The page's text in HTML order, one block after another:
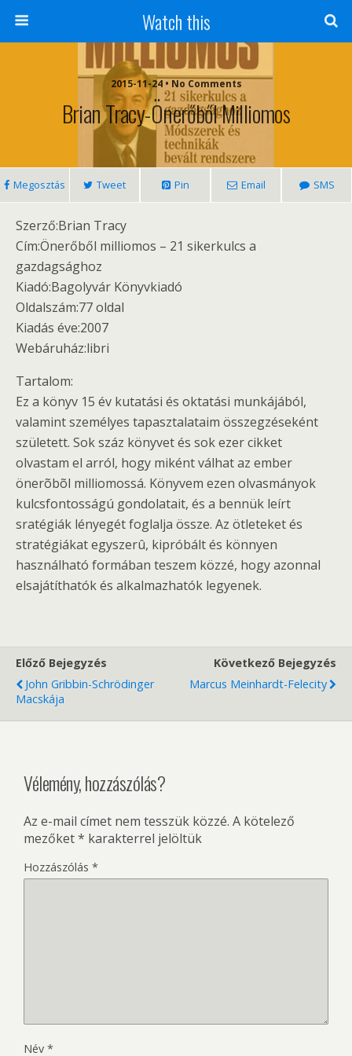
Watch this
2015-11-24 • No Comments
Brian Tracy-Önerőből Milliomos
Megosztás Tweet Pin Email SMS
Szerző:Brian Tracy
Cím:Önerőből milliomos – 21 sikerkulcs a
gazdagsághoz
Kiadó:Bagolyvár Könyvkiadó
Oldalszám:77 oldal
Kiadás éve:2007
Webáruház:libri
Tartalom:
Ez a könyv 15 év kutatási és oktatási munkájából,
valamint személyes tapasztalataim összegzéseként
született. Sok száz könyvet és sok ezer cikket
olvastam el arról, hogy miként válhat az ember
önerõbõl milliomossá. Könyvem ezen olvasmányok
kulcsfontosságú gondolatait, és a bennük leírt
sratégiák lényegét foglalja össze. Az ötleteket és
stratégiákat egyszerû, kipróbált és könnyen
használható formában teszem közzé, hogy azonnal
elsajátíthatók és alkalmazhatók legyenek.
Előző Bejegyzés
John Gribbin-Schrödinger
Macskája
Következő Bejegyzés
Marcus Meinhardt-Felecity
Vélemény, hozzászólás?
Az e-mail címet nem tesszük közzé. A kötelező
mezőket* karakterrel jelöltük
Hozzászólás *
Név *